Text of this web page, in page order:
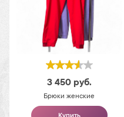
3 450 руб.
Брюки женские
Купить